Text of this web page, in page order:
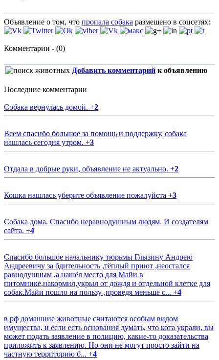
Объявление о том, что пропала собака размещено в соцсетях:
Комментарии - (0)
Добавить комментарий к объявлению
Последние комментарии
Собака вернулась домой. +2
Всем спасибо большое за помощь и поддержку, собака
нашлась сегодня утром. +3
Отдала в добрые руки, объявление не актуально. +2
Кошка нашлась уберите объявление пожалуйста +3
Собака дома. Спасибо неравнодушным людям. И создателям
сайта. +4
Спасибо большое начальнику тюрьмы Глызину Андрею
Андреевичу за бдительность ,тёплый приют ,неостался
равнодушным ,а нашёл место для Майи в
питомнике,накормил,укрыл от дождя и отдельной клетке для
собак.Майи пошло на пользу ,проведя меньше с... +4
в рф домашние животные считаются особым видом
имущества, и если есть основания думать, что кота украли, вы
может подать заявление в полицию, какие-то доказательства
приложить к заявлению. Но они не могут просто зайти на
частную территорию б... +4